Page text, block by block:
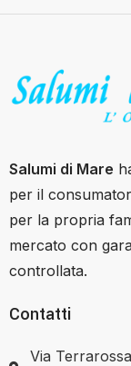
Salumi di Mare
per il
per la propria
mercato con
controllata.
Contatti
Via